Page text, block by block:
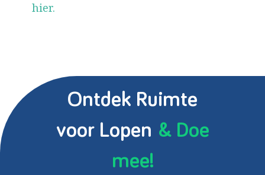
hier.
Ontdek Ruimte
voor Lopen & Doe
mee!